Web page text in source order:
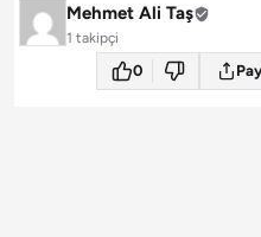
Mehmet Ali Taş
1 takipçi
0